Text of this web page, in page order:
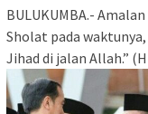
BULUKUMBA.-
Sholat pada
Jihad di jalan Allah.”